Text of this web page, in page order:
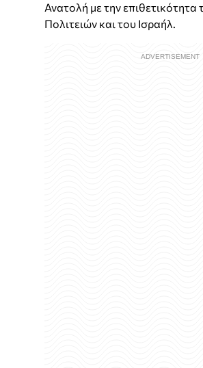
Ανατολή με την
Πολιτειών και του Ισραήλ.